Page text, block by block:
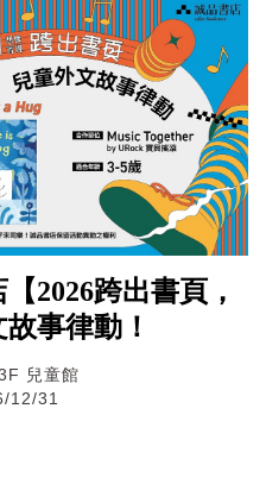
2026跨出書頁，
事律動！
兒童館
12/31